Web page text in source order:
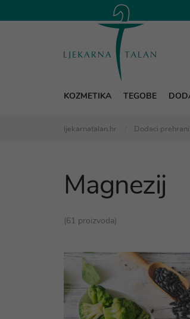
KOZMETIKA TEGOBE
ljekarnatalan.hr Dodaci prehrani
Magnezij
(61 proizvoda)